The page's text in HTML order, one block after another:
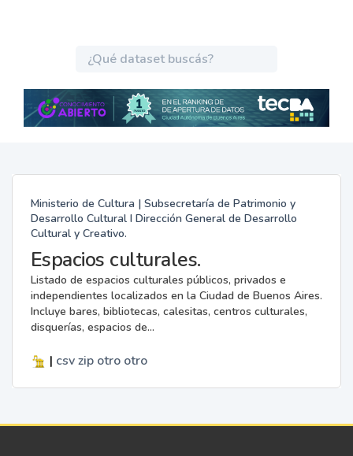
Ministerio de Cultura | Subsecretaría de Patrimonio y
Desarrollo Cultural I Dirección General de Desarrollo
Cultural y Creativo.
Espacios culturales.
Listado de espacios culturales públicos, privados e
independientes localizados en la Ciudad de Buenos Aires.
Incluye bares, bibliotecas, calesitas, centros culturales,
disquerías, espacios de...
| csv zip otro otro